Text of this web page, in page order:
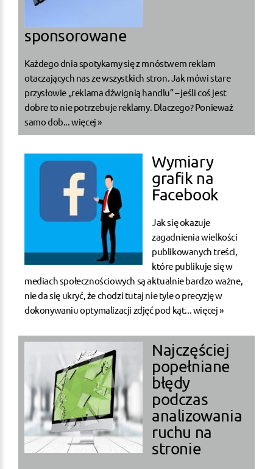
sponsorowane
Każdego dnia spotykamy się z mnóstwem reklam
otaczających nas ze wszystkich stron. Jak mówi stare
przysłowie „reklama dźwignią handlu” – jeśli coś jest
dobre to nie potrzebuje reklamy. Dlaczego? Ponieważ
samo dob...więcej »
Wymiary
grafik na
Facebook
Jak się okazuje
zagadnienia wielkości
publikowanych treści,
które publikuje się w
mediach społecznościowych są aktualnie bardzo ważne,
nie da się ukryć, że chodzi tutaj nie tyle o precyzję w
dokonywaniu optymalizacji zdjęć pod kąt... więcej »
Najczęściej
popełniane
błędy
podczas
analizowania
ruchu na
stronie